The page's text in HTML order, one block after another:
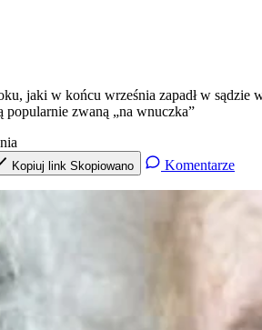
jaki w końcu września zapadł w
popularnie zwaną „na wnuczka”
Kopiuj link Skopiowano Komentarze